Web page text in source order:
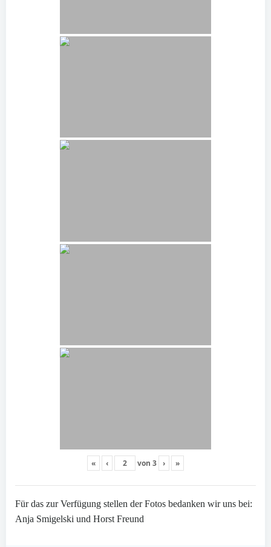
« ‹ von 3 › »
Für das zur Verfügung stellen der Fotos bedanken wir uns bei:
Anja Smigelski und Horst Freund